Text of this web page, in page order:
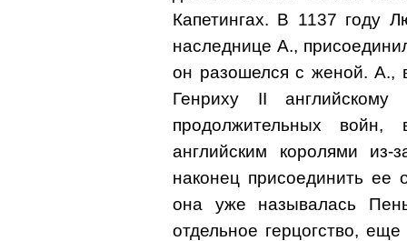
Капетингах. В 1137 году
наследнице А.,
он разошелся с женой. А.,
Генриху II
продолжительных
английским королями
наконец присоединить ее
она уже называлась
отдельное герцогство,